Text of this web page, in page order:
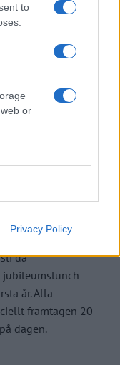
to
or
Privacy Policy
oförglömliga
och minnen
tillsammans
då
jubileumslunch
år. Alla
framtagen 20-
dagen.